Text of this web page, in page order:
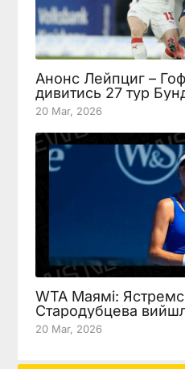
Анонс Лейпциг –
дивитись 27 тур
20 Mar, 2026
WTA Маямі:
Стародубцева
20 Mar, 2026